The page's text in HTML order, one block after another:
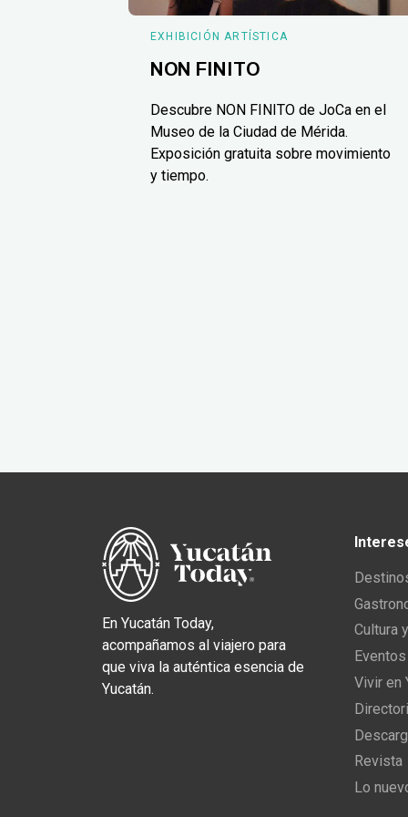
EXHIBICIÓN ARTÍSTICA
NON FINITO
Descubre NON FINITO de JoCa en el
Museo de la Ciudad de Mérida.
Exposición gratuita sobre movimiento
y tiempo.
En Yucatán Today,
acompañamos al viajero para
que viva la auténtica esencia de
Yucatán.
Cultura
Vivir en
Revista
Lo